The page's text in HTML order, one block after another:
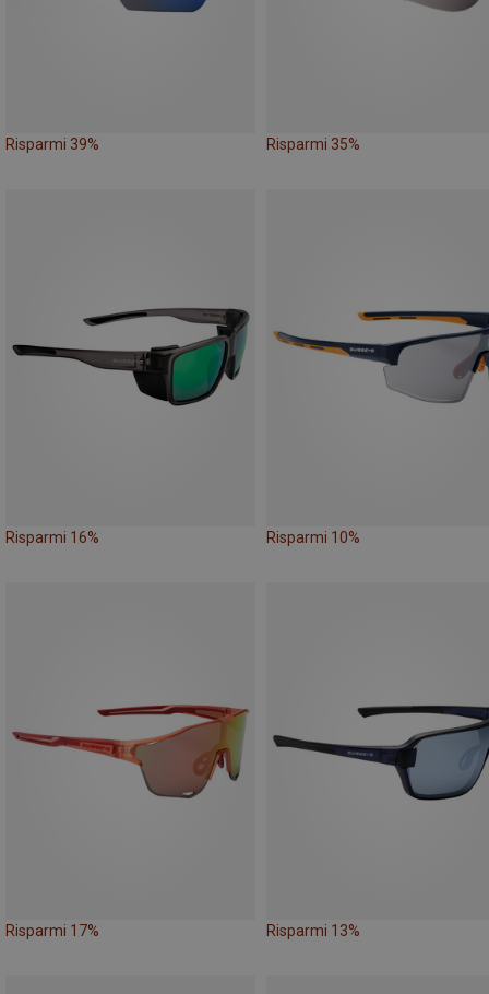
Risparmi 39% Risparmi 35%
Risparmi 16% Risparmi 10%
Risparmi 17% Risparmi 13%